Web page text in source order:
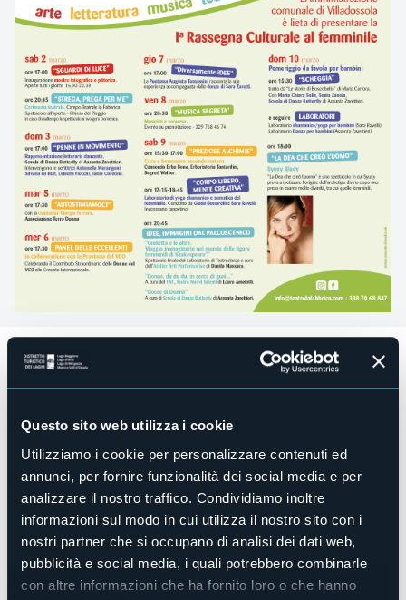
Questo sito web utilizza i cookie
Utilizziamo i cookie per personalizzare contenuti ed
annunci, per fornire funzionalità dei social media e per
analizzare il nostro traffico. Condividiamo inoltre
informazioni sul modo in cui utilizza il nostro sito con i
nostri partner che si occupano di analisi dei dati web,
pubblicità e social media, i quali potrebbero combinarle
con altre informazioni che ha fornito loro o che hanno
Un nuovo capitolo sotto i riflettori del Teatro “La Fabbrica”
che vede la realizzazione della prima rassegna culturale
dedicata al femminile:iDEE di Marzodal2 al 10 marzo
La forza delle idee di un centinaio di donne, tra artiste e
eventi, in programma da sabato 2 fino a domenica 10
marzo. Il titolo già indica lo spirito della rassegna, che non
intende racchiudere o isolare in uno spazio a sé l’estro e le
abilità delle donne, ma aprirsi al pubblico per mostrare un
mondo di talenti, passioni e inclinazioni.
Tanti saranno gli incontri che prevedono esposizioni
fotografiche e pittoriche, spettacoli, rappresentazioni
letteraria danzante, incontri di eccellenze, spazio